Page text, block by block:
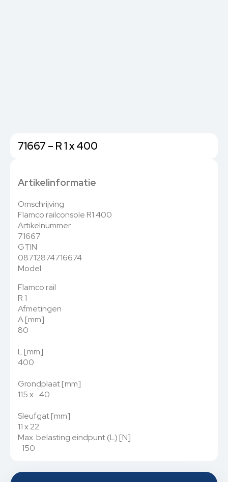
71667 – R 1 x 400
Artikelinformatie
Omschrijving
Flamco railconsole R1 400
Artikelnummer
71667
GTIN
08712874716674
Model
Flamco rail
R 1
Afmetingen
A [mm]
80
L [mm]
400
Grondplaat [mm]
115 x 40
Sleufgat [mm]
11 x 22
Max. belasting eindpunt (L) [N]
150